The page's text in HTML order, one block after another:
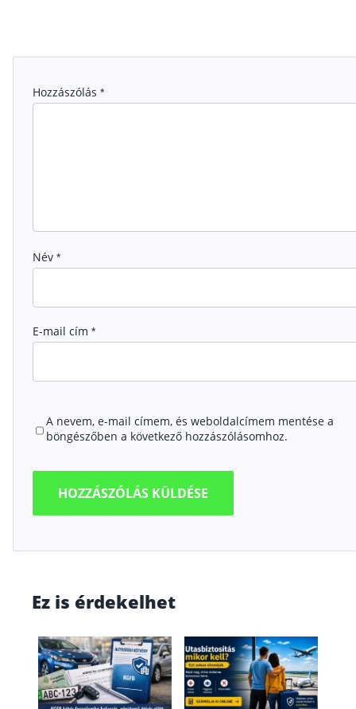
Hozzászólás *
Név *
E-mail cím *
A nevem, e-mail címem, és weboldalcímem mentése a
böngészőben a következő hozzászólásomhoz.
Ez is érdekelhet